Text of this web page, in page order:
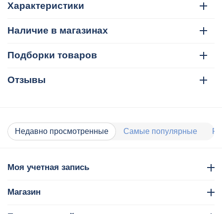
Характеристики
Наличие в магазинах
Подборки товаров
Отзывы
Недавно просмотренные Самые популярные
Моя учетная запись
Магазин